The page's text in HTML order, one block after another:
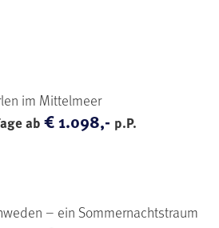
im Mittelmeer
ab€ 1.098,- p.P.
– ein Sommernachtstraum